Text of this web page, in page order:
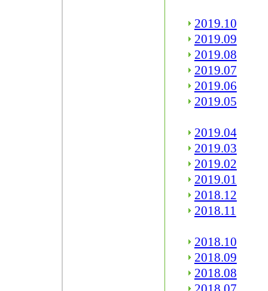
2019.10
2019.09
2019.08
2019.07
2019.06
2019.05
2019.04
2019.03
2019.02
2019.01
2018.12
2018.11
2018.10
2018.09
2018.08